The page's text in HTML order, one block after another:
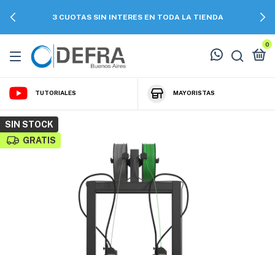
3 CUOTAS SIN INTERES EN TODA LA TIENDA
0
TUTORIALES MAYORISTAS
SIN STOCK
GRATIS